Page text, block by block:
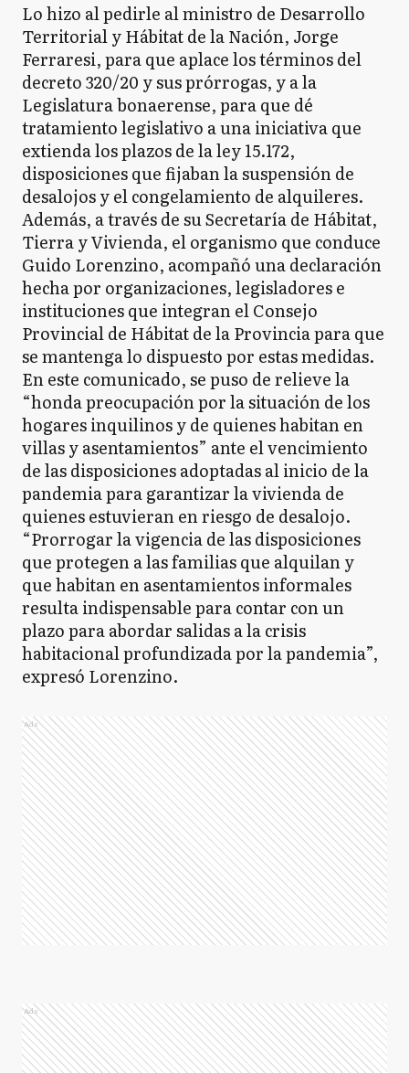
Lo hizo al pedirle al ministro de Desarrollo
Territorial y Hábitat de la Nación, Jorge
Ferraresi, para que aplace los términos del
decreto 320/20 y sus prórrogas, y a la
Legislatura bonaerense, para que dé
tratamiento legislativo a una iniciativa que
extienda los plazos de la ley 15.172,
disposiciones que fijaban la suspensión de
desalojos y el congelamiento de alquileres.
Además, a través de su Secretaría de Hábitat,
Tierra y Vivienda, el organismo que conduce
Guido Lorenzino, acompañó una declaración
hecha por organizaciones, legisladores e
instituciones que integran el Consejo
Provincial de Hábitat de la Provincia para que
se mantenga lo dispuesto por estas medidas.
En este comunicado, se puso de relieve la
“honda preocupación por la situación de los
hogares inquilinos y de quienes habitan en
villas y asentamientos” ante el vencimiento
de las disposiciones adoptadas al inicio de la
pandemia para garantizar la vivienda de
quienes estuvieran en riesgo de desalojo.
“Prorrogar la vigencia de las disposiciones
que protegen a las familias que alquilan y
que habitan en asentamientos informales
resulta indispensable para contar con un
plazo para abordar salidas a la crisis
habitacional profundizada por la pandemia”,
expresó Lorenzino.
Ads
Ads